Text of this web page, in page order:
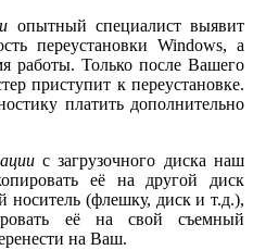
опытный специалист выявит
переустановки Windows, а
работы. Только после Вашего
приступит к переустановке.
платить дополнительно
с загрузочного диска наш
её на другой диск
носитель (флешку, диск и т.д.),
её на свой съемный
на Ваш.